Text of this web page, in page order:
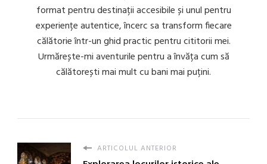
format pentru destinații accesibile și unul pentru
experiențe autentice, încerc sa transform fiecare
călătorie într-un ghid practic pentru cititorii mei.
Urmărește-mi aventurile pentru a învăța cum să
călătorești mai mult cu bani mai puțini.
ARTICOLUL ANTERIOR